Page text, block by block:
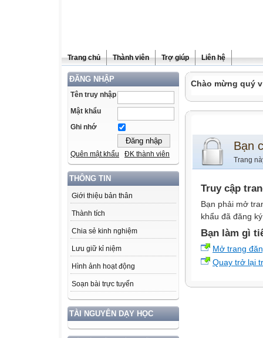
Trang chủ Thành viên Trợ giúp Liên hệ
ĐĂNG NHẬP
Tên truy nhập
Mật khẩu
Ghi nhớ
Quên mật khẩu ĐK thành viên
THÔNG TIN
Giới thiệu bản thân
Thành tích
Chia sẻ kinh nghiệm
Lưu giữ kỉ niệm
Hình ảnh hoạt động
Soạn bài trực tuyến
TÀI NGUYÊN DẠY HỌC
Chào mừng quý
Bạn
Trang
Truy cập
Bạn phải mở
khẩu đã đăng
Bạn làm gì
Mở trang
Quay trở lại